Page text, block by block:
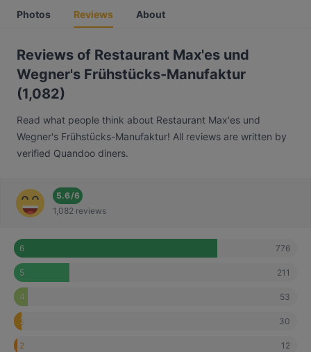
Photos Reviews About
Reviews of Restaurant Max'es und
Wegner's Frühstücks-Manufaktur
(1,082)
Read what people think about Restaurant Max'es und
Wegner's Frühstücks-Manufaktur! All reviews are written by
verified Quandoo diners.
5.6/6
1,082 reviews
6 776
5 211
4 53
3 30
2 12